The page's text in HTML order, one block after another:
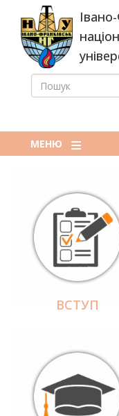
основного
вмісту
ПОШУК
МЕНЮ
ВСТУП